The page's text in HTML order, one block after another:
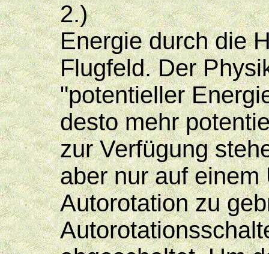
2.)
Energie durch die
Flugfeld. Der
"potentieller
desto mehr
zur Verfügung
aber nur auf
Autorotation zu